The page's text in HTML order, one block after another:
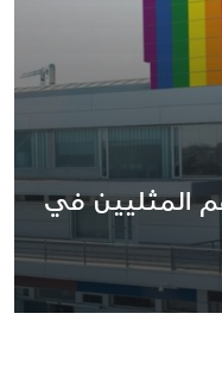
المثليين في